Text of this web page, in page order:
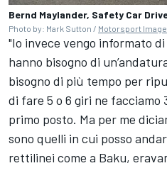
Bernd Maylander, Safety Car
Photo by: Mark Sutton / Motorsport
"Io invece vengo informato
hanno bisogno di
bisogno di più tempo per
di fare 5 o 6 giri ne facciamo
primo posto. Ma per me
sono quelli in cui posso
rettilinei come a Baku,